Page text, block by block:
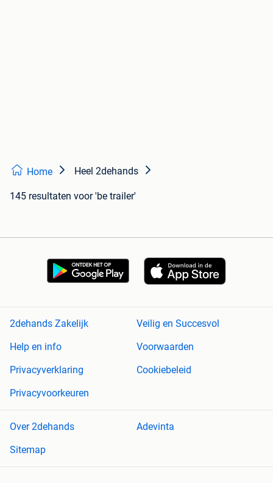
Home Heel 2dehands
145 resultaten voor 'be trailer'
2dehands Zakelijk
Veilig en Succesvol
Help en info
Voorwaarden
Privacyverklaring
Cookiebeleid
Privacyvoorkeuren
Over 2dehands
Adevinta
Sitemap